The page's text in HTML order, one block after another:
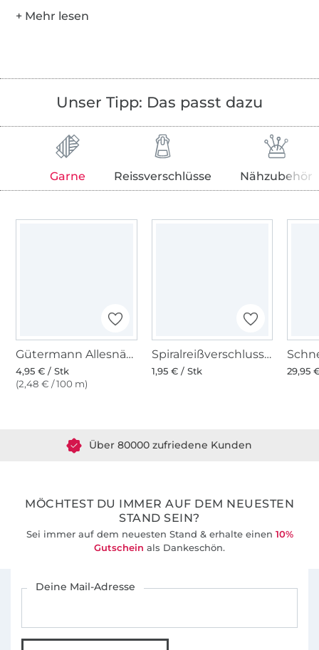
Unser Tipp: Das passt dazu
Garne Reissverschlüsse Nähzubehör
Gütermann Allesnäher (728) neonpink
4,95 € / Stk
(2,48 € / 100 m)
Spiralreißverschluss Schieber, silber
1,95 € / Stk 29,95
MÖCHTEST DU IMMER AUF DEM NEUESTEN
STAND SEIN?
Sei immer auf dem neuesten Stand & erhalte einen 10%
Gutschein als Dankeschön.
Deine Mail-Adresse